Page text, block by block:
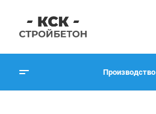
Производство